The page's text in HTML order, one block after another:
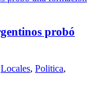
probó
Locales, Politica,